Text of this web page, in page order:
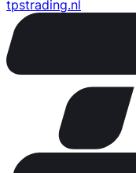
tpstrading.nl